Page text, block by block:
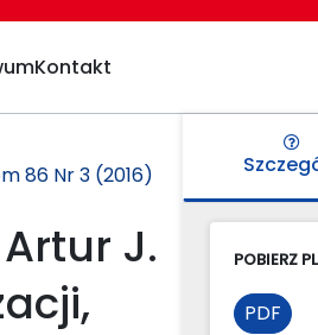
Kontakt
86 Nr 3 (2016)
J.
POBIERZ
PDF